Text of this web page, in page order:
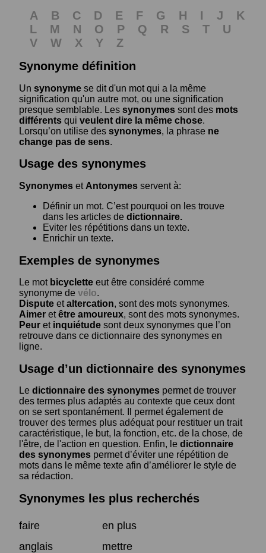
A B C D E F G H I J
K
L
M N O P Q R S T
U
V
W X Y
Z
Synonyme définition
Un synonyme se dit d'un mot qui a la même
signification qu'un autre mot, ou une signification
presque semblable. Les synonymes sont des mots
différents qui veulent dire la même chose.
Lorsqu’on utilise des synonymes, la phrase ne
change pas de sens.
Usage des synonymes
Synonymes et Antonymes servent à:
Définir un mot. C’est pourquoi on les trouve
dans les articles de dictionnaire.
Eviter les répétitions dans un texte.
Enrichir un texte.
Exemples de synonymes
Le mot bicyclette eut être considéré comme
synonyme de vélo.
Dispute etaltercation, sont des mots synonymes.
Aimer etêtre amoureux, sont des mots synonymes.
Peur et inquiétude sont deux synonymes que l’on
retrouve dans ce dictionnaire des synonymes en
ligne.
Usage d’un dictionnaire des synonymes
Le dictionnaire des synonymes permet de trouver
des termes plus adaptés au contexte que ceux dont
on se sert spontanément. Il permet également de
trouver des termes plus adéquat pour restituer un trait
caractéristique, le but, la fonction, etc. de la chose, de
l'être, de l'action en question. Enfin, le dictionnaire
des synonymes permet d’éviter une répétition de
mots dans le même texte afin d’améliorer le style de
sa rédaction.
Synonymes les plus recherchés
faire
en plus
anglais
mettre